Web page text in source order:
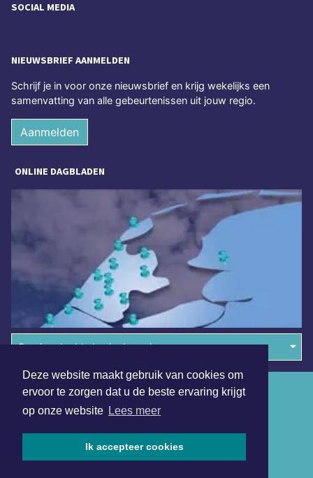
Deze website maakt gebruik van cookies om
ervoor te zorgen dat u de beste ervaring krijgt
op onze website Lees meer
Ik accepteer cookies
SOCIAL MEDIA
NIEUWSBRIEF AANMELDEN
Schrijf je in voor onze nieuwsbrief en krijg wekelijks een
samenvatting van alle gebeurtenissen uit jouw regio.
Aanmelden
ONLINE DAGBLADEN
Overige dagbladen in de regio
Algemene voorwaarden
Disclaimer